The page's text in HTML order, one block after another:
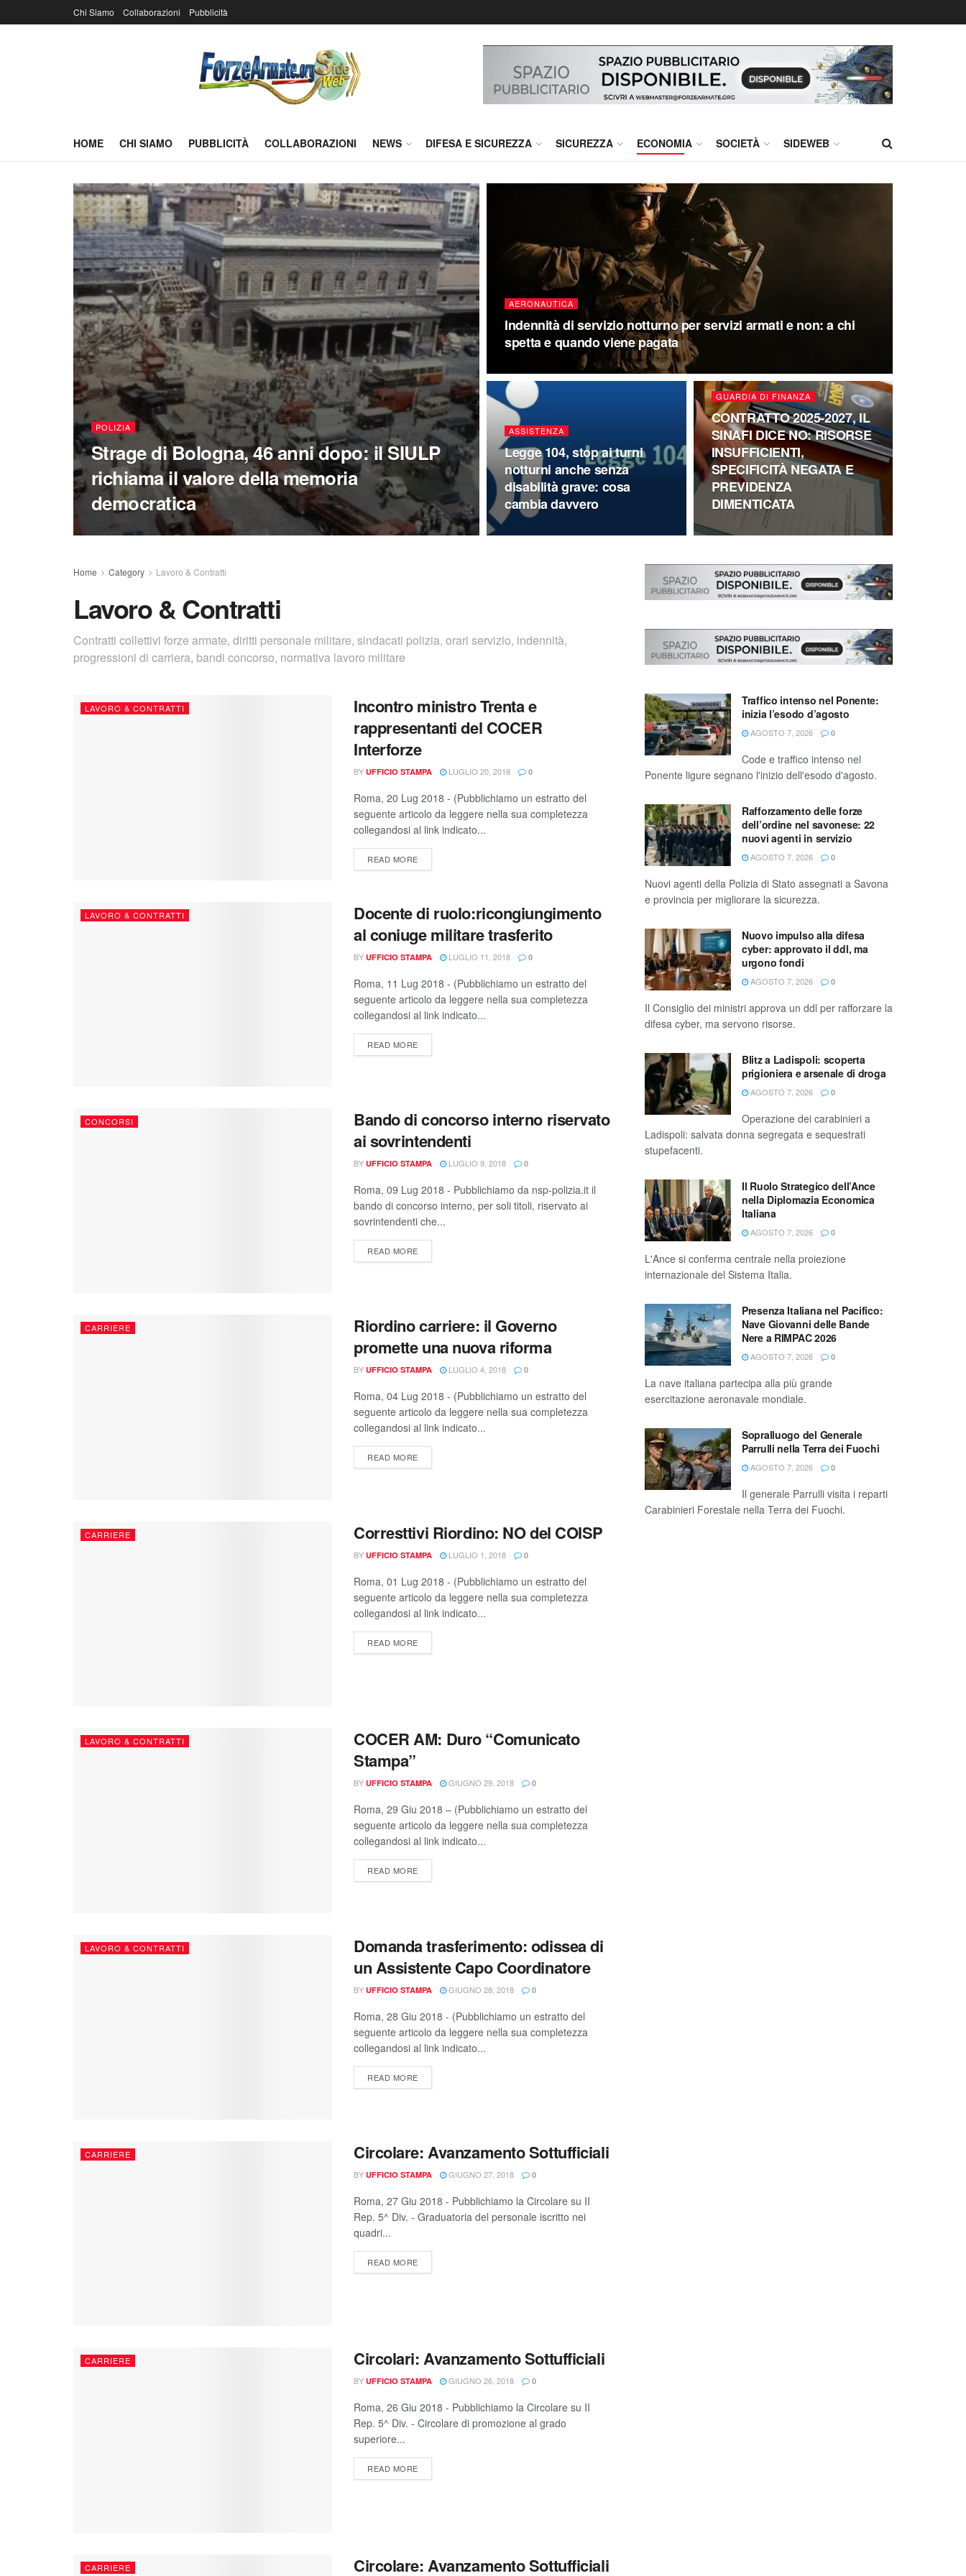
Chi Siamo Collaborazioni Pubblicità
HOME CHI SIAMO PUBBLICITÀ COLLABORAZIONI NEWS DIFESA E SICUREZZA SICUREZZA ECONOMIA SOCIETÀ SIDEWEB
POLIZIA
Strage di Bologna, 46 anni dopo: il SIULP
richiama il valore della memoria
democratica
AERONAUTICA
Indennità di servizio notturno per servizi armati e non: a chi
spetta e quando viene pagata
ASSISTENZA
Legge 104, stop ai turni
notturni anche senza
disabilità grave: cosa
cambia davvero
GUARDIA DI FINANZA
CONTRATTO 2025-2027, IL
SINAFI DICE NO: RISORSE
INSUFFICIENTI,
SPECIFICITÀ NEGATA E
PREVIDENZA
DIMENTICATA
Home Category Lavoro & Contratti
Lavoro & Contratti
Contratti collettivi forze armate, diritti personale militare, sindacati polizia, orari servizio, indennità,
progressioni di carriera, bandi concorso, normativa lavoro militare
LAVORO & CONTRATTI
Incontro ministro Trenta e
rappresentanti del COCER
Interforze
BY UFFICIO STAMPA LUGLIO 20, 2018 0
Roma, 20 Lug 2018 - (Pubblichiamo un estratto del
seguente articolo da leggere nella sua completezza
collegandosi al link indicato...
READ MORE
LAVORO & CONTRATTI
Docente di ruolo:ricongiungimento
al coniuge militare trasferito
BY UFFICIO STAMPA LUGLIO 11, 2018 0
Roma, 11 Lug 2018 - (Pubblichiamo un estratto del
seguente articolo da leggere nella sua completezza
collegandosi al link indicato...
READ MORE
CONCORSI
Bando di concorso interno riservato
ai sovrintendenti
BY UFFICIO STAMPA LUGLIO 9, 2018 0
Roma, 09 Lug 2018 - Pubblichiamo da nsp-polizia.it il
bando di concorso interno, per soli titoli, riservato ai
sovrintendenti che...
READ MORE
CARRIERE
Riordino carriere: il Governo
promette una nuova riforma
BY UFFICIO STAMPA LUGLIO 4, 2018 0
Roma, 04 Lug 2018 - (Pubblichiamo un estratto del
seguente articolo da leggere nella sua completezza
collegandosi al link indicato...
READ MORE
CARRIERE Corresttivi Riordino: NO del COISP
BY UFFICIO STAMPA LUGLIO 1, 2018 0
Roma, 01 Lug 2018 - (Pubblichiamo un estratto del
seguente articolo da leggere nella sua completezza
collegandosi al link indicato...
READ MORE
LAVORO & CONTRATTI
COCER AM: Duro “Comunicato
Stampa”
BY UFFICIO STAMPA GIUGNO 29, 2018 0
Roma, 29 Giu 2018 – (Pubblichiamo un estratto del
seguente articolo da leggere nella sua completezza
collegandosi al link indicato...
READ MORE
LAVORO & CONTRATTI
Domanda trasferimento: odissea di
un Assistente Capo Coordinatore
BY UFFICIO STAMPA GIUGNO 28, 2018 0
Roma, 28 Giu 2018 - (Pubblichiamo un estratto del
seguente articolo da leggere nella sua completezza
collegandosi al link indicato...
READ MORE
CARRIERE Circolare: Avanzamento Sottufficiali
BY UFFICIO STAMPA GIUGNO 27, 2018 0
Roma, 27 Giu 2018 - Pubblichiamo la Circolare su II
Rep. 5^ Div. - Graduatoria del personale iscritto nei
quadri...
READ MORE
CARRIERE Circolari: Avanzamento Sottufficiali
BY UFFICIO STAMPA GIUGNO 26, 2018 0
Roma, 26 Giu 2018 - Pubblichiamo la Circolare su II
Rep. 5^ Div. - Circolare di promozione al grado
superiore...
READ MORE
CARRIERE Circolare: Avanzamento Sottufficiali
Traffico intenso nel Ponente:
inizia l’esodo d’agosto
AGOSTO 7, 2026 0
Code e traffico intenso nel
Ponente ligure segnano l'inizio dell'esodo d'agosto.
Rafforzamento delle forze
dell’ordine nel savonese: 22
nuovi agenti in servizio
AGOSTO 7, 2026 0
Nuovi agenti della Polizia di Stato assegnati a Savona
e provincia per migliorare la sicurezza.
Nuovo impulso alla difesa
cyber: approvato il ddl, ma
urgono fondi
AGOSTO 7, 2026 0
Il Consiglio dei ministri approva un ddl per rafforzare la
difesa cyber, ma servono risorse.
Blitz a Ladispoli: scoperta
prigioniera e arsenale di droga
AGOSTO 7, 2026 0
Operazione dei carabinieri a
Ladispoli: salvata donna segregata e sequestrati
stupefacenti.
Il Ruolo Strategico dell’Ance
nella Diplomazia Economica
Italiana
AGOSTO 7, 2026 0
L'Ance si conferma centrale nella proiezione
internazionale del Sistema Italia.
Presenza Italiana nel Pacifico:
Nave Giovanni delle Bande
Nere a RIMPAC 2026
AGOSTO 7, 2026 0
La nave italiana partecipa alla più grande
esercitazione aeronavale mondiale.
Sopralluogo del Generale
Parrulli nella Terra dei Fuochi
AGOSTO 7, 2026 0
Il generale Parrulli visita i reparti
Carabinieri Forestale nella Terra dei Fuochi.